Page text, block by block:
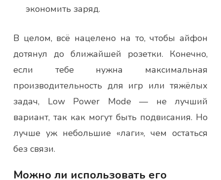
экономить заряд.
В целом, всё нацелено на то, чтобы айфон
дотянул до ближайшей розетки. Конечно,
если тебе нужна максимальная
производительность для игр или тяжёлых
задач, Low Power Mode — не лучший
вариант, так как могут быть подвисания. Но
лучше уж небольшие «лаги», чем остаться
без связи.
Можно ли использовать его